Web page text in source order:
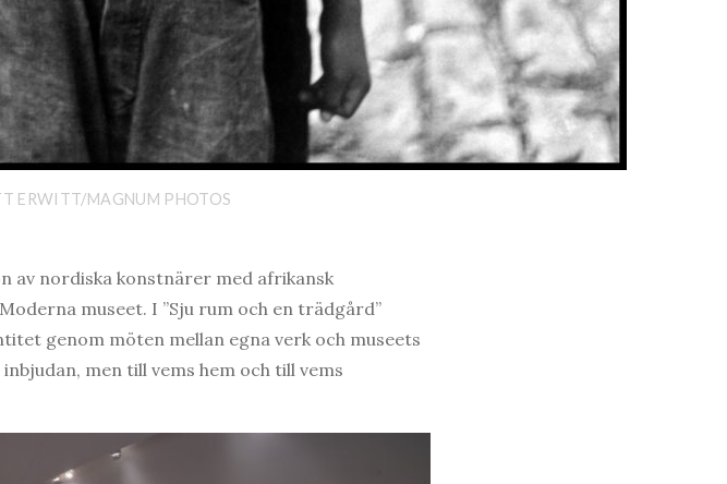
ERWITT/MAGNUM PHOTOS
av nordiska konstnärer med afrikansk
museet. I ”Sju rum och en trädgård”
genom möten mellan egna verk och museets
men till vems hem och till vems